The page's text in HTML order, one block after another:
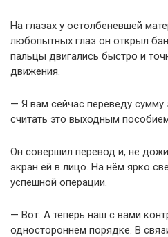
На глазах у остолбеневшей
любопытных глаз он открыл
пальцы двигались быстро и
движения.
— Я вам сейчас переведу
считать это выходным
Он совершил перевод и, не
экран ей в лицо. На нём ярко
успешной операции.
— Вот. А теперь наш с вами
одностороннем порядке. В